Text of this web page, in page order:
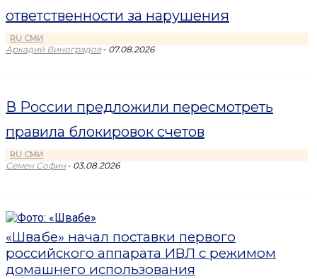
ответственности за нарушения
RU СМИ
Аркадий Виноградов - 07.08.2026
В России предложили пересмотреть
правила блокировок счетов
RU СМИ
Семен Софин - 03.08.2026
«Швабе» начал поставки первого
российского аппарата ИВЛ с режимом
домашнего использования